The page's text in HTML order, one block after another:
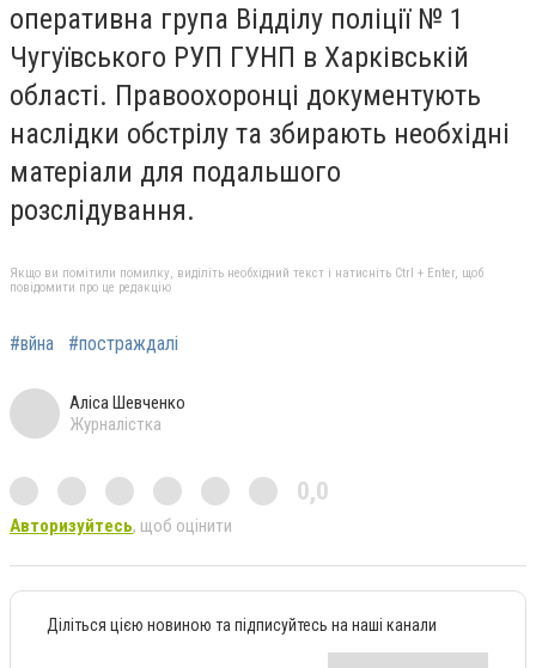
оперативна група Відділу поліції № 1
Чугуївського РУП ГУНП в Харківській
області. Правоохоронці документують
наслідки обстрілу та збирають необхідні
матеріали для подальшого
розслідування.
Якщо ви помітили помилку, виділіть необхідний текст і натисніть Ctrl + Enter, щоб
повідомити про це редакцію
#вйна #постраждалі
Аліса Шевченко
Журналістка
0,0
Авторизуйтесь, щоб оцінити
Діліться цією новиною та підписуйтесь на наші канали